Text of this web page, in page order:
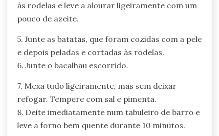
às rodelas e leve a alourar ligeiramente com um
pouco de azeite.
5. Junte as batatas, que foram cozidas com a pele
e depois peladas e cortadas às rodelas.
6. Junte o bacalhau escorrido.
7. Mexa tudo ligeiramente, mas sem deixar
refogar. Tempere com sal e pimenta.
8. Deite imediatamente num tabuleiro de barro e
leve a forno bem quente durante 10 minutos.